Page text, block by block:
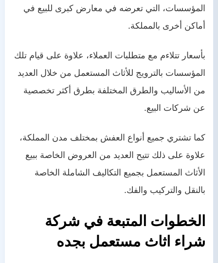
المؤسسات، التي تعرضه في معارض كبرى للبيع في
أماكن أخرى بالمملكة.
بأسعار تتلاءم مع متطلبات العملاء، علاوة على قيام تلك
المؤسسات بالترويج للأثاث المستعمل من خلال العديد
من الأساليب والطرق المختلفة بطرق أكثر تخصصية
عن شركات البيع.
كما تشتري جميع أنواع العفش بمختلف مدن المملكة،
علاوة على ذلك تتيح العديد من العروض الخاصة ببيع
الأثاث المستعمل بجميع التكاليف الشاملة الخاصة
بالنقل والتركيب والفك.
الخطوات المتبعة في شركة
شراء اثاث مستعمل بجده